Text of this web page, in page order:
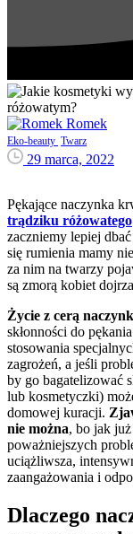
Romek
Eko-beauty Twarz
29 marca, 2022
Pękające naczynka
trądziku różowatego
zaczniemy lepiej
się rumienia mamy
za nim na twarzy
są zmorą kobiet
Życie z cerą
skłonności do
stosowania
zagrożeń, a jeśli
by go bagatelizować
lub kosmetyczki)
domowej kuracji.
nie można, bo jak
poważniejszych
uciążliwsza,
zaangażowania i
Dlaczego